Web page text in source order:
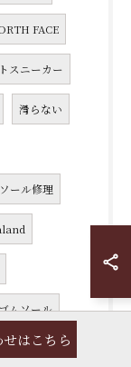
FACE
スニーカー
滑らない
ール修理
ムソール
ミテはこちら